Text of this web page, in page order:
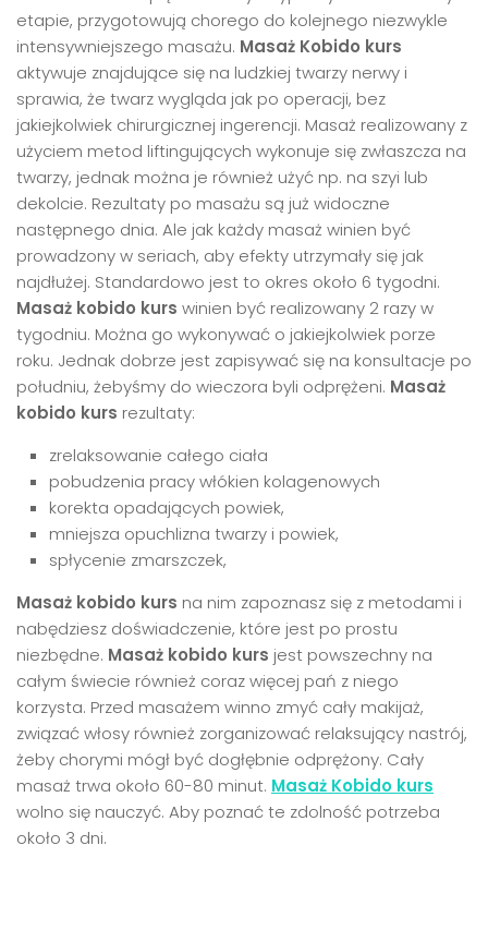
etapie, przygotowują chorego do kolejnego niezwykle
intensywniejszego masażu. Masaż Kobido kurs
aktywuje znajdujące się na ludzkiej twarzy nerwy i
sprawia, że twarz wygląda jak po operacji, bez
jakiejkolwiek chirurgicznej ingerencji. Masaż realizowany z
użyciem metod liftingujących wykonuje się zwłaszcza na
twarzy, jednak można je również użyć np. na szyi lub
dekolcie. Rezultaty po masażu są już widoczne
następnego dnia. Ale jak każdy masaż winien być
prowadzony w seriach, aby efekty utrzymały się jak
najdłużej. Standardowo jest to okres około 6 tygodni.
Masaż kobido kurs winien być realizowany 2 razy w
tygodniu. Można go wykonywać o jakiejkolwiek porze
roku. Jednak dobrze jest zapisywać się na konsultacje po
południu, żebyśmy do wieczora byli odprężeni. Masaż
kobido kurs rezultaty:
zrelaksowanie całego ciała
pobudzenia pracy włókien kolagenowych
korekta opadających powiek,
mniejsza opuchlizna twarzy i powiek,
spłycenie zmarszczek,
Masaż kobido kurs na nim zapoznasz się z metodami i
nabędziesz doświadczenie, które jest po prostu
niezbędne. Masaż kobido kurs jest powszechny na
całym świecie również coraz więcej pań z niego
korzysta. Przed masażem winno zmyć cały makijaż,
związać włosy również zorganizować relaksujący nastrój,
żeby chorymi mógł być dogłębnie odprężony. Cały
masaż trwa około 60-80 minut. Masaż Kobido kurs
wolno się nauczyć. Aby poznać te zdolność potrzeba
około 3 dni.